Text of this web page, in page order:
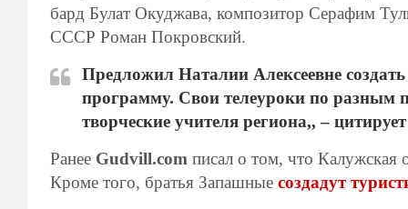
бард Булат Окуджава, композитор Серафим
СССР Роман Покровский.
Предложил Наталии Алексеевне
программу. Свои телеуроки по разным
творческие учителя региона,, –
Ранее Gudvill.com писал о том, что Калужская
Кроме того, братья Запашные создадут